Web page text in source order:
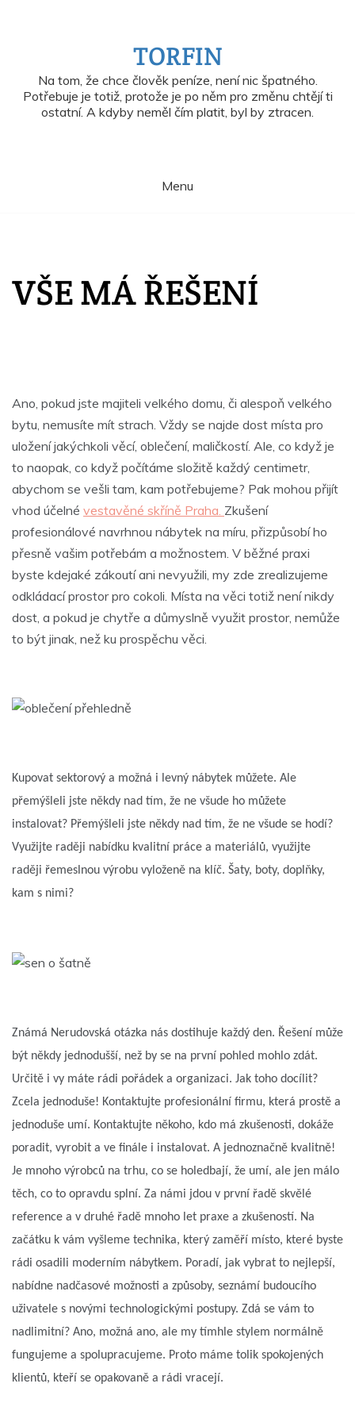
TORFIN
Na tom, že chce člověk peníze, není nic špatného.
Potřebuje je totiž, protože je po něm pro změnu chtějí ti
ostatní. A kdyby neměl čím platit, byl by ztracen.
Menu
VŠE MÁ ŘEŠENÍ
Ano, pokud jste majiteli velkého domu, či alespoň velkého
bytu, nemusíte mít strach. Vždy se najde dost místa pro
uložení jakýchkoli věcí, oblečení, maličkostí. Ale, co když je
to naopak, co když počítáme složitě každý centimetr,
abychom se vešli tam, kam potřebujeme? Pak mohou přijít
vhod účelné vestavěné skříně Praha. Zkušení
profesionálové navrhnou nábytek na míru, přizpůsobí ho
přesně vašim potřebám a možnostem. V běžné praxi
byste kdejaké zákoutí ani nevyužili, my zde zrealizujeme
odkládací prostor pro cokoli. Místa na věci totiž není nikdy
dost, a pokud je chytře a důmyslně využit prostor, nemůže
to být jinak, než ku prospěchu věci.
Kupovat sektorový a možná i levný nábytek můžete. Ale
přemýšleli jste někdy nad tím, že ne všude ho můžete
instalovat? Přemýšleli jste někdy nad tím, že ne všude se hodí?
Využijte raději nabídku kvalitní práce a materiálů, využijte
raději řemeslnou výrobu vyloženě na klíč. Šaty, boty, doplňky,
kam s nimi?
Známá Nerudovská otázka nás dostihuje každý den. Řešení může
být někdy jednodušší, než by se na první pohled mohlo zdát.
Určitě i vy máte rádi pořádek a organizaci. Jak toho docílit?
Zcela jednoduše! Kontaktujte profesionální firmu, která prostě a
jednoduše umí. Kontaktujte někoho, kdo má zkušenosti, dokáže
poradit, vyrobit a ve finále i instalovat. A jednoznačně kvalitně!
Je mnoho výrobců na trhu, co se holedbají, že umí, ale jen málo
těch, co to opravdu splní. Za námi jdou v první řadě skvělé
reference a v druhé řadě mnoho let praxe a zkušeností. Na
začátku k vám vyšleme technika, který zaměří místo, které byste
rádi osadili moderním nábytkem. Poradí, jak vybrat to nejlepší,
nabídne nadčasové možnosti a způsoby, seznámí budoucího
uživatele s novými technologickými postupy. Zdá se vám to
nadlimitní? Ano, možná ano, ale my tímhle stylem normálně
fungujeme a spolupracujeme. Proto máme tolik spokojených
klientů, kteří se opakovaně a rádi vracejí.